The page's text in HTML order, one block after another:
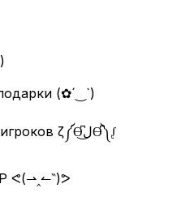
(✿´‿`)
◕ Сундуки-магазины для игроков ζ༼Ɵ͆ل͜Ɵ͆༽ᶘ
ᕙ(⇀‸↼‶)ᕗ